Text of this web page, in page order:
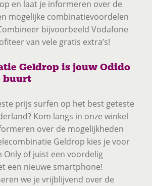
en laat je informeren over de
mogelijke combinatievoordelen
bijvoorbeeld Vodafone
van vele gratis extra’s!
Geldrop is jouw Odido
buurt
prijs surfen op het best geteste
Kom langs in onze winkel
over de mogelijkheden
Geldrop kies je voor
Only of juist een voordelig
een nieuwe smartphone!
we je vrijblijvend over de